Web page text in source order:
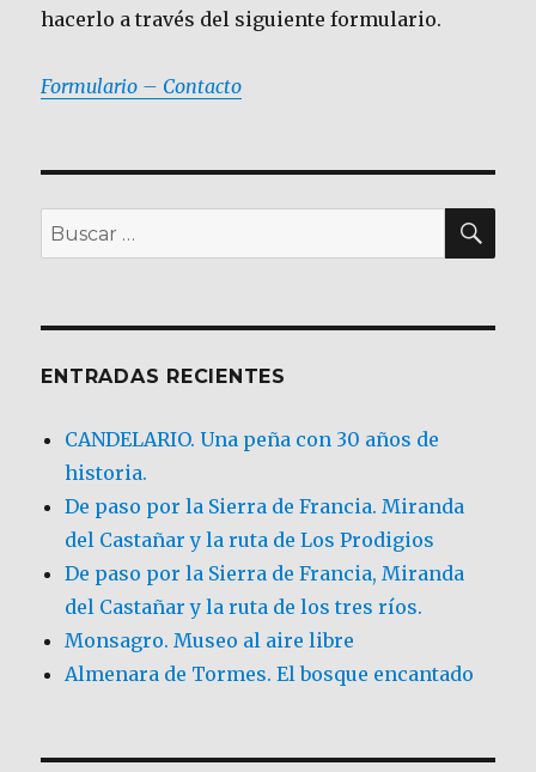
hacerlo a través del siguiente formulario.
Formulario – Contacto
Buscar
por:
ENTRADAS RECIENTES
CANDELARIO. Una peña con 30 años de
historia.
De paso por la Sierra de Francia. Miranda
del Castañar y la ruta de Los Prodigios
De paso por la Sierra de Francia, Miranda
del Castañar y la ruta de los tres ríos.
Monsagro. Museo al aire libre
Almenara de Tormes. El bosque encantado